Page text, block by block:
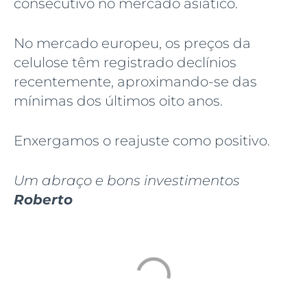
consecutivo no mercado asiático.
No mercado europeu, os preços da
celulose têm registrado declínios
recentemente, aproximando-se das
mínimas dos últimos oito anos.
Enxergamos o reajuste como positivo.
Um abraço e bons investimentos
Roberto